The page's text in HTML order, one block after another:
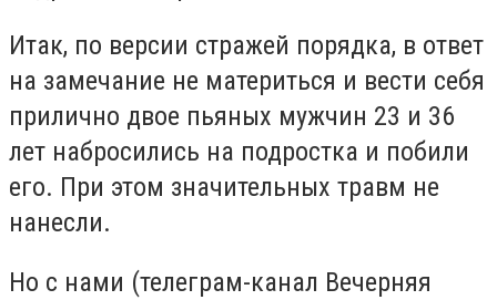
Итак, по версии стражей порядка, в ответ
на замечание не материться и вести себя
прилично двое пьяных мужчин 23 и 36
лет набросились на подростка и побили
его. При этом значительных травм не
нанесли.
Но с нами (телеграм-канал Вечерняя